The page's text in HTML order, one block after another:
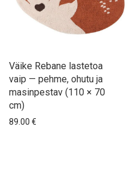
Väike Rebane lastetoa
vaip — pehme, ohutu ja
masinpestav (110 × 70
cm)
89.00 €